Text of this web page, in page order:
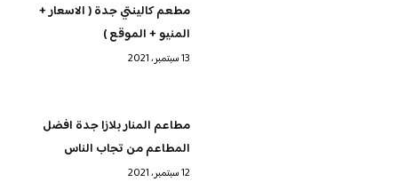
مطعم كالينتي جدة ( الاسعار +
المنيو + الموقع )
13 سبتمبر، 2021
مطاعم المنار بلازا جدة افضل
المطاعم من تجاب الناس
12 سبتمبر، 2021